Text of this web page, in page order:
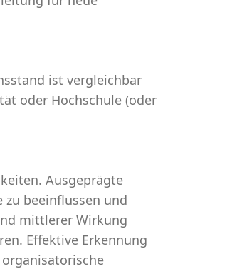
ist vergleichbar
oder Hochschule (oder
Ausgeprägte
zu beeinflussen und
mittlerer Wirkung
Effektive Erkennung